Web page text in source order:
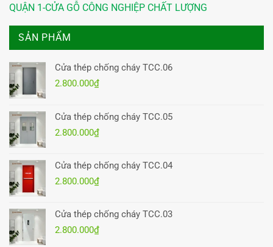
QUẬN 1-CỬA GỖ CÔNG NGHIỆP CHẤT LƯỢNG
SẢN PHẨM
Cửa thép chống cháy TCC.06
2.800.000₫
Cửa thép chống cháy TCC.05
2.800.000₫
Cửa thép chống cháy TCC.04
2.800.000₫
Cửa thép chống cháy TCC.03
2.800.000₫